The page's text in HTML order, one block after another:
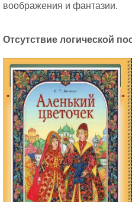
воображения и фантазии.
Отсутствие логической